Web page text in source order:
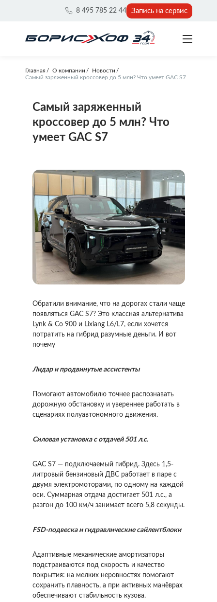
8 495 785 22 44 Запись на сервис
Главная О компании
Новости
Самый заряженный кроссовер до 5 млн? Что умеет GAC S7
Самый заряженный
кроссовер до 5 млн? Что
умеет GAC S7
Обратили внимание, что на дорогах стали чаще
появляться GAC S7? Это классная альтернатива
Lynk & Co 900 и Lixiang L6/L7, если хочется
потратить на гибрид разумные деньги. И вот
почему
Лидар и продвинутые ассистенты
Помогают автомобилю точнее распознавать
дорожную обстановку и увереннее работать в
сценариях полуавтономного движения.
Силовая установка с отдачей 501 л.с.
GAC S7 — подключаемый гибрид. Здесь 1,5-
литровый бензиновый ДВС работает в паре с
двумя электромоторами, по одному на каждой
оси. Суммарная отдача достигает 501 л.с., а
разгон до 100 км/ч занимает всего 5,8 секунды.
FSD-подвеска и гидравлические сайлентблоки
Адаптивные механические амортизаторы
подстраиваются под скорость и качество
покрытия: на мелких неровностях помогают
сохранить плавность, а при активных манёврах
обеспечивают стабильность кузова.